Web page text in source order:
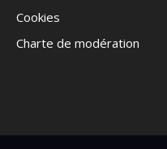
Cookies
Charte de modération